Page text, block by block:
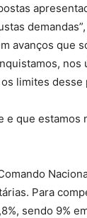
avanços que
limites desse
e que estamos
Para
sendo 9%